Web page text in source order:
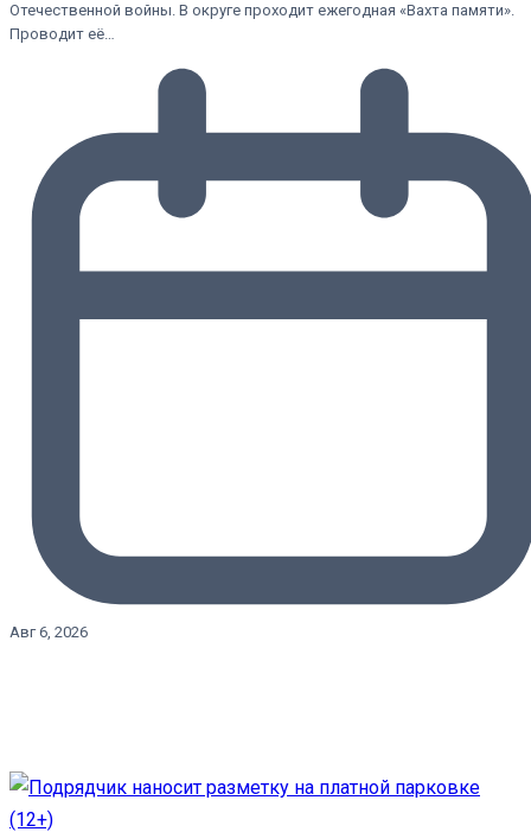
Отечественной войны. В округе проходит ежегодная «Вахта памяти».
Проводит её…
Авг 6, 2026